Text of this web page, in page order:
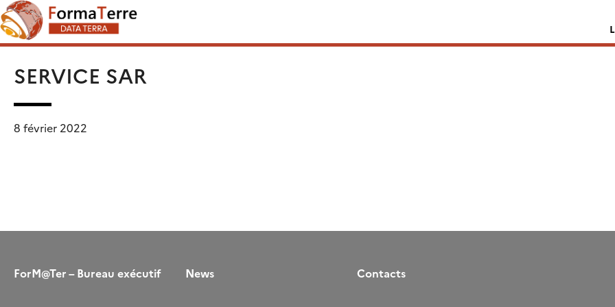
Skip
to
content
SERVICE SAR
8 février 2022
ForM@Ter – Bureau exécutif News Contacts
Rechercher :